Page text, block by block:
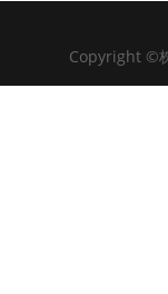
Copyright ©